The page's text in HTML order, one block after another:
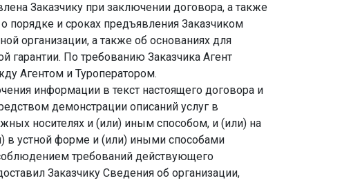
Заказчику при заключении договора, а также
порядке и сроках предъявления Заказчиком
организации, а также об основаниях для
гарантии. По требованию Заказчика Агент
Агентом и Туроператором.
информации в текст настоящего договора и
демонстрации описаний услуг в
носителях и (или) иным способом, и (или) на
в устной форме и (или) иными способами
требований действующего
Заказчику Сведения об организации,